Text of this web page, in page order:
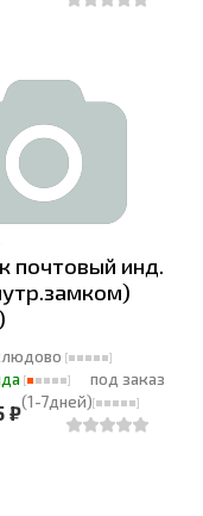
почтовый инд.
под заказ
(1-7дней)
₽